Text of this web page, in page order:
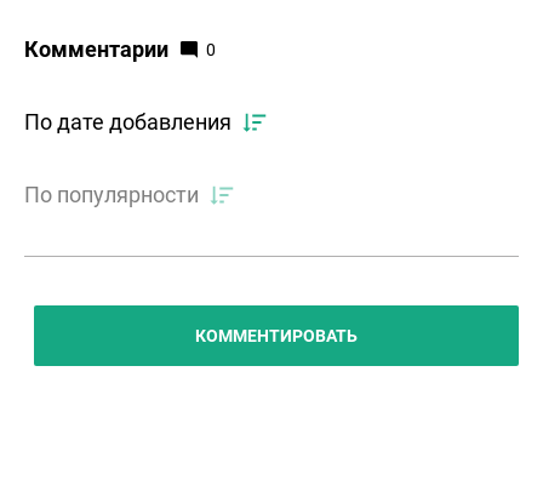
Комментарии 0
По дате добавления
По популярности
КОММЕНТИРОВАТЬ